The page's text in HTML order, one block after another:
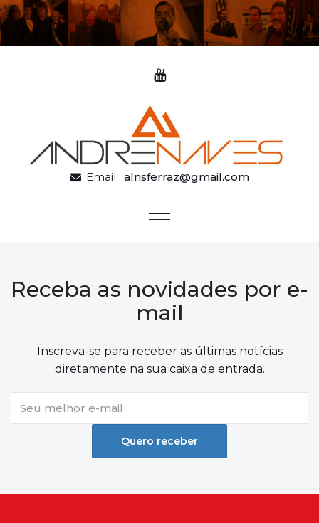
Skip to content
Email : alnsferraz@gmail.com
Toggle
Receba as novidades por e-
mail
Inscreva-se para receber as últimas notícias
diretamente na sua caixa de entrada.
Quero receber